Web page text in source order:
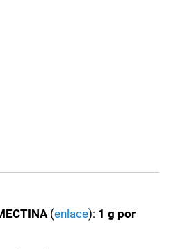
(enlace): 1 g por